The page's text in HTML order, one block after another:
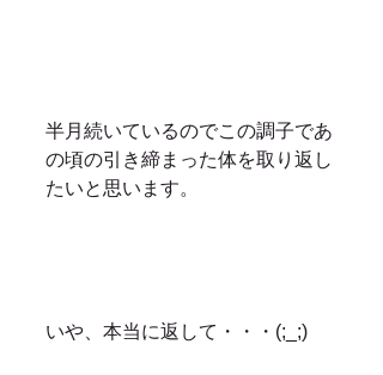
半月続いているのでこの調子であ
の頃の引き締まった体を取り返し
たいと思います。
いや、本当に返して・・・(;_;)